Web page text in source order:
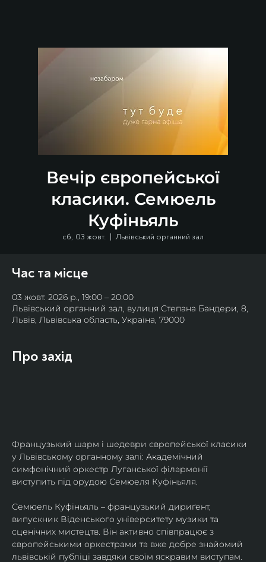
Вечір європейської
класики. Семюель
Куфіньяль
сб, 03 жовт.
  |
Львівський органний зал
Час та місце
03 жовт. 2026 р., 19:00 – 20:00
Львівський органний зал, вулиця Степана Бандери, 8,
Львів, Львівська область, Україна, 79000
Про захід
Французький шарм і шедеври європейської класики
у Львівському органному залі: Академічний
симфонічний оркестр Луганської філармонії
виступить під орудою Семюеля Куфіньяля.
Семюель Куфіньяль – французький дириґент,
випускник Віденського університету музики та
сценічних мистецтв. Він активно співпрацює з
європейськими оркестрами та вже добре знайомий
львівській публіці завдяки своїм яскравим виступам.